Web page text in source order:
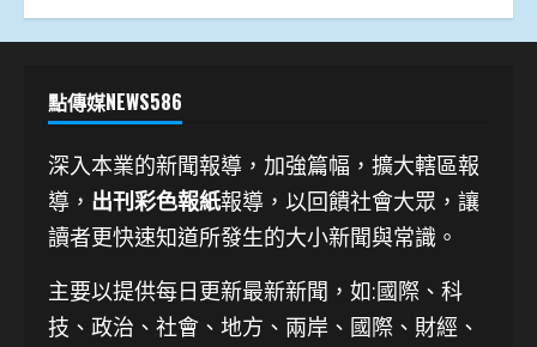
點傳媒NEWS586
深入本業的新聞報導，加強篇幅，擴大轄區報
導， 出刊彩色報紙報導，以回饋社會大眾，讓
讀者更快速知道所發生的大小新聞與常識。
主要以提供每日更新最新新聞 ，如:國際、科
技、 政治、社會、地方、兩岸、國際、財經、